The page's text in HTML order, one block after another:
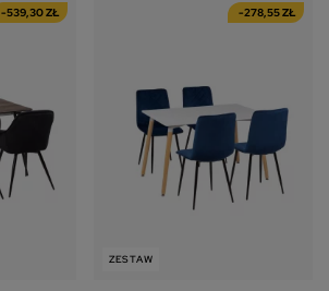
-539,30 ZŁ -278,55 ZŁ
ZESTAW